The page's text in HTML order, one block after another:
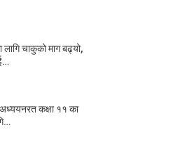
चाकुको माग बढ्यो,
कक्षा ११ का